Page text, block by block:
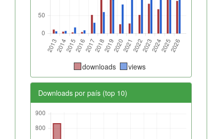
downloads views
Downloads por país (top 10)